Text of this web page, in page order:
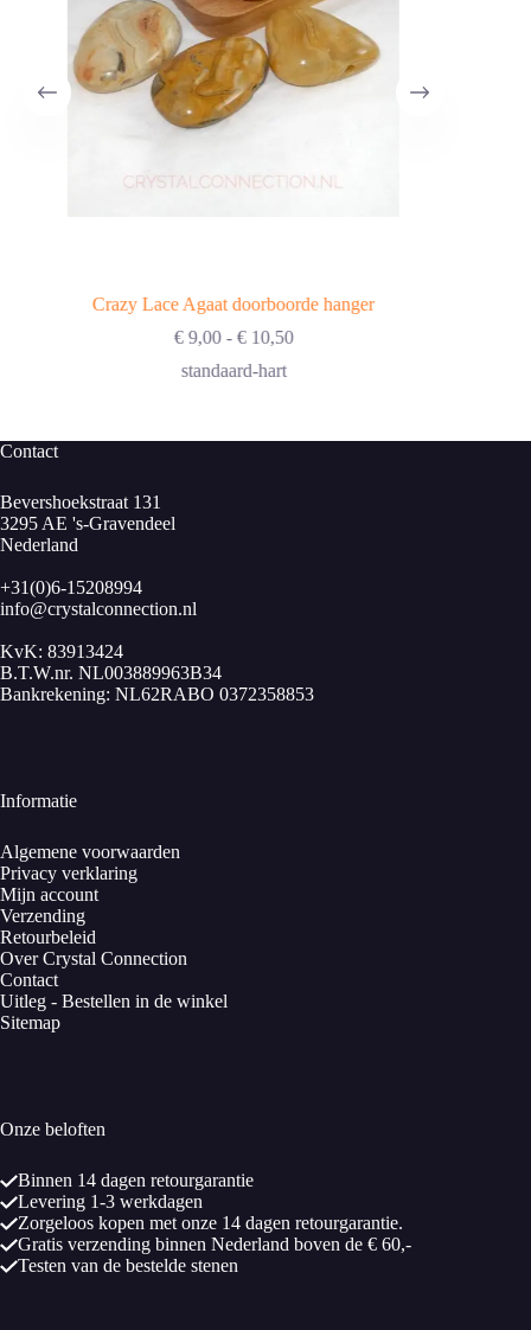
Crazy Lace Agaat doorboorde hanger
€9,00 - €10,50Prijsklasse:
standaard-hart
Contact
Bevershoekstraat 131
3295 AE 's-Gravendeel
Nederland
+31(0)6-15208994
info@crystalconnection.nl
KvK: 83913424
B.T.W.nr. NL003889963B34
Bankrekening: NL62RABO 0372358853
Informatie
Algemene voorwaarden
Privacy verklaring
Mijn account
Verzending
Retourbeleid
Over Crystal Connection
Contact
Uitleg - Bestellen in de winkel
Sitemap
Onze beloften
Binnen 14 dagen retourgarantie
Levering 1-3 werkdagen
Zorgeloos kopen met onze 14 dagen retourgarantie.
Gratis verzending binnen Nederland boven de € 60,-
Testen van de bestelde stenen